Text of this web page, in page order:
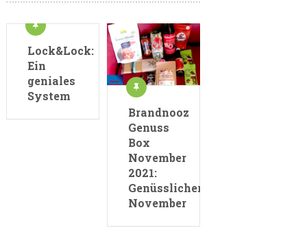
Lock&Lock:
Ein
geniales
System
Brandnooz
Genuss
Box
November
2021:
Genüsslicher
November